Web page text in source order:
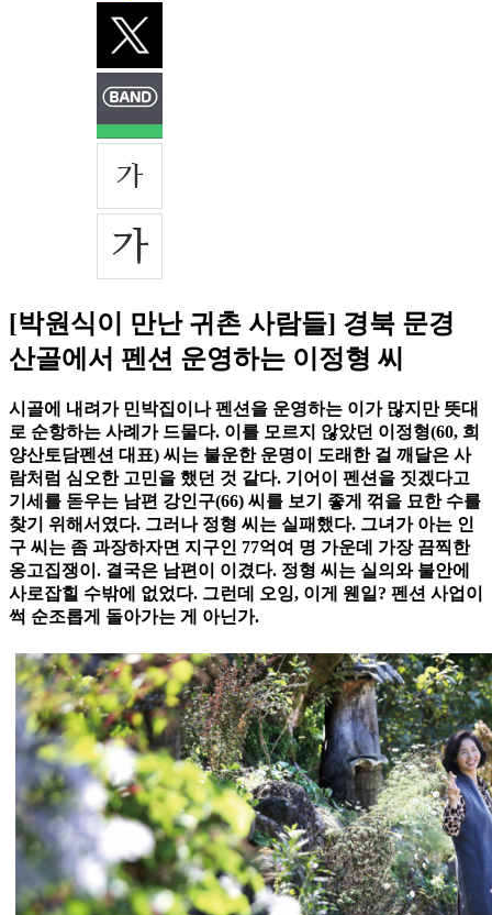
[박원식이 만난 귀촌 사람들] 경북 문경
산골에서 펜션 운영하는 이정형 씨
시골에 내려가 민박집이나 펜션을 운영하는 이가 많지만 뜻대
로 순항하는 사례가 드물다. 이를 모르지 않았던 이정형(60, 희
양산토담펜션 대표) 씨는 불운한 운명이 도래한 걸 깨달은 사
람처럼 심오한 고민을 했던 것 같다. 기어이 펜션을 짓겠다고
기세를 돋우는 남편 강인구(66) 씨를 보기 좋게 꺾을 묘한 수를
찾기 위해서였다. 그러나 정형 씨는 실패했다. 그녀가 아는 인
구 씨는 좀 과장하자면 지구인 77억여 명 가운데 가장 끔찍한
옹고집쟁이. 결국은 남편이 이겼다. 정형 씨는 실의와 불안에
사로잡힐 수밖에 없었다. 그런데 오잉, 이게 웬일? 펜션 사업이
썩 순조롭게 돌아가는 게 아닌가.